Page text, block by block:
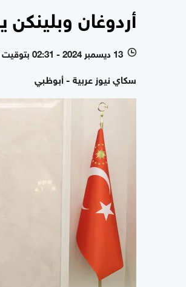
أردوغان
l 13 ديسمبر 2024 - 02:31 بتوقيت أبوظبي
سكاي نيوز عربية - أبوظبي